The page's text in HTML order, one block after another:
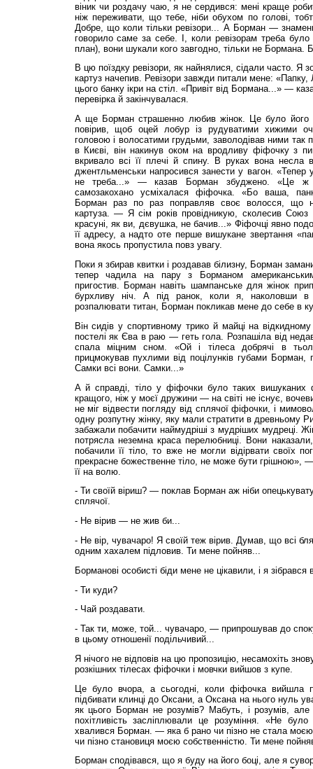
віник чи роздачу чаю, я не сердився: мені краще
ніж переживати, що тебе, ніби обухом по голові,
Добре, що коли тільки ревізори... А Борман —
говорило саме за себе. І, коли ревізорам треба
план), вони шукали кого завгодно, тільки не Бормана.
В цю поїздку ревізори, як найнялися, сідали часто. Я
картуз начепив. Ревізори завжди питали мене: «Папку,
цього банку ікри на стіл. «Привіт від Бормана...» —
перевірка й закінчувалася.
А ще Борман страшенно любив жінок. Це було його
повірив, щоб оцей лобур із рудуватими хижими
головою і волосатими грудьми, заволодівав ними так
в Києві, він накинув оком на вродливу фіфочку з
вкривало всі її плечі й спину. В руках вона несла
джентльменськи напросився занести у вагон. «Тепер
не треба...» — казав Борман збуджено. «Це
самозакохано усміхалася фіфочка. «Бо ваша,
Борман раз по раз поправляв своє волосся, що
картуза. — Я сім років провідникую, сколесив Союз
красуні, як ви, дєвушка, не бачив...» Фіфочці явно
її адресу, а надто оте перше вишукане звертання
вона якось пропустила повз увагу.
Поки я збирав квитки і роздавав білизну, Борман
тепер чадила на пару з Борманом
пригостив. Борман навіть шампанське для жінок
бурхливу ніч. А під ранок, коли я, наколовши в
розпалювати титан, Борман покликав мене до себе в
Він сидів у спортивному трико й майці на
постелі як Єва в раю — геть гола. Розпашіла від
спала міцним сном. «Ой і тілеса добрячі в
прицмокував пухлими від поцілунків губами
Самки всі вони. Самки...»
А й справді, тіло у фіфочки було таких
кращого, ніж у моєї дружини — на світі не існує,
не міг відвести погляду від сплячої фіфочки, і
одну розпутну жінку, яку мали стратити в древньому
забажали побачити наймудріші з мудріших мудреці.
потрясла неземна краса перелюбниці. Вони
побачили її тіло, то вже не могли відірвати своїх
прекрасне божественне тіло, не може бути грішною»,
її на волю.
- Ти своїй віриш? — поклав Борман аж ніби
сплячої.
- Не вірив — не жив би...
- Не вір, чувачаро! Я своїй теж вірив. Думав, що всі
одним хахалем підловив. Ти мене пойняв...
Борманові особисті біди мене не цікавили, і я зібрався
- Ти куди?
- Чай роздавати.
- Так ти, може, той... чувачаро, — припрошував до
в цьому отношенії подільчивий...
Я нічого не відповів на цю пропозицію, несамохіть
розкішних тілесах фіфочки і мовчки вийшов з купе.
Це було вчора, а сьогодні, коли фіфочка вийшла
підбивати клинці до Оксани, а Оксана на нього нуль
як цього Борман не розумів? Мабуть, і розумів, але
похітливість засліплювали це розуміння. «Не
хвалився Борман. — яка б рано чи пізно не стала
чи пізно становиця моєю собственністю. Ти мене
Борман сподівався, що я буду на його боці, але я